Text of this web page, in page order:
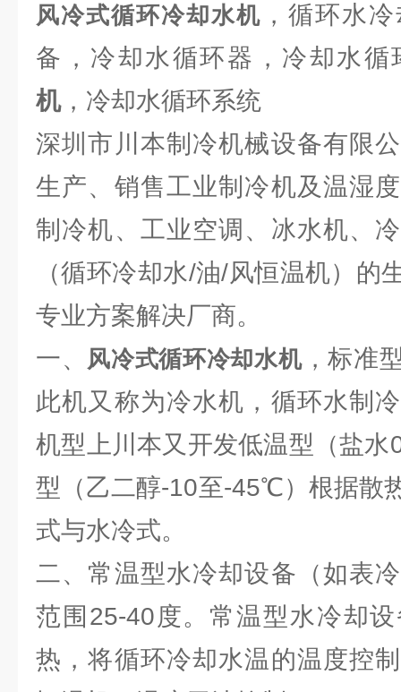
风冷式循环冷却水机 ，循环水
备，冷却水循环器，冷却水循
机，冷却水循环系统
深圳市川本制冷机械设备有限
生产、销售工业制冷机及温湿
制冷机、工业空调、冰水机、
（循环冷却水/油/风恒温机）的
专业方案解决厂商。
一、 风冷式循环冷却水机，标准
此机又称为冷水机，循环水制
机型上川本又开发低温型（盐
型（乙二醇-10至-45℃）根据散
式与水冷式。
二、常温型水冷却设备（如表
范围25-40度。常温型水冷却
热，将循环冷却水温的温度控